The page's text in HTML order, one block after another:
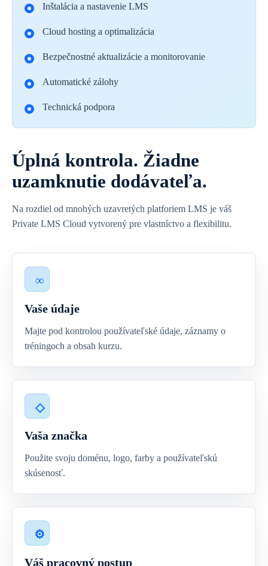
Inštalácia a nastavenie LMS
Cloud hosting a optimalizácia
Bezpečnostné aktualizácie a monitorovanie
Automatické zálohy
Technická podpora
Úplná kontrola. Žiadne
uzamknutie dodávateľa.
Na rozdiel od mnohých uzavretých platforiem LMS je váš
Private LMS Cloud vytvorený pre vlastníctvo a flexibilitu.
Vaše údaje
Majte pod kontrolou používateľské údaje, záznamy o
tréningoch a obsah kurzu.
Vaša značka
Použite svoju doménu, logo, farby a používateľskú
skúsenosť.
Váš pracovný postup